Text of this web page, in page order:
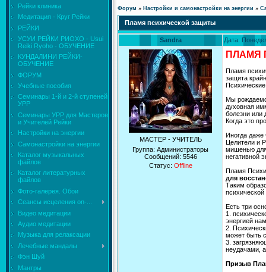
Рейки клиника
Медитация - Круг Рейки
РЕЙКИ
УСУИ РЕЙКИ РИОХО - Usui
Reiki Ryoho - ОБУЧЕНИЕ
КУНДАЛИНИ РЕЙКИ-
ОБУЧЕНИЕ
ФОРУМ
Учебные пособия
Семинары 1-й и 2-й ступеней
УРР
Семинары УРР для Мастеров
и Учителей Рейки
Настройки на энергии
Самонастройки на энергии
Каталог музыкальных
файлов
Каталог литературных
файлов
Фото-галерея. Обои
Сеансы исцеления on-...
Видео медитации
Аудио медитации
Музыка для релаксации
Лечебные мандалы
Фэн Шуй
Мантры
Форум » Настройки и самонастройки на энергии »
Пламя психической защиты
Sandra Дата:
МАСТЕР - УЧИТЕЛЬ
Группа: Администраторы
Сообщений: 5546
Статус: Offline
ПЛАМЯ
Пламя
защита
Мы
духовная
болезни или
Когда это
Иногда даже
Целители и
мишенью для
негативной
Пламя
для
Таким
Есть три
1.
энергией
2.
может быть
3.
неудачами,
Призыв